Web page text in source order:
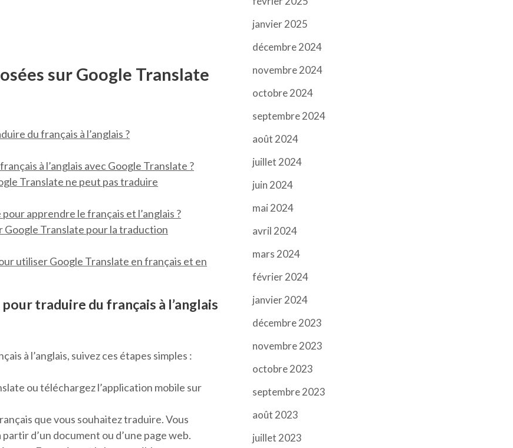
sur Google Translate
du français à l’anglais ?
à l’anglais avec Google Translate ?
Translate ne peut pas traduire
apprendre le français et l’anglais ?
Translate pour la traduction
utiliser Google Translate en français et en
traduire du français à l’anglais
à l’anglais, suivez ces étapes simples :
ou téléchargez l’application mobile sur
que vous souhaitez traduire. Vous
d’un document ou d’une page web.
janvier 2025
décembre 2024
novembre 2024
octobre 2024
septembre 2024
août 2024
juillet 2024
juin 2024
mai 2024
avril 2024
mars 2024
février 2024
janvier 2024
décembre 2023
novembre 2023
octobre 2023
septembre 2023
août 2023
juillet 2023